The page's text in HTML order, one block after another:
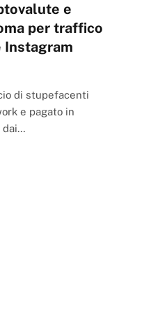
e
per traffico
Instagram
di stupefacenti
e pagato in
dai…